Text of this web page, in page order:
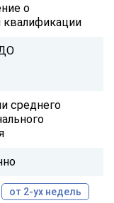
о
среднего
от 2-ух недель